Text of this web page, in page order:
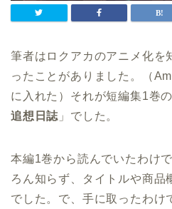
筆者はロクアカのアニメ化を
ったことがありました。（
に入れた）それが短編集1巻の
追想日誌 」でした。
本編1巻から読んでいたわけ
ろん知らず、タイトルや商品
でした。で、手に取ったわけ